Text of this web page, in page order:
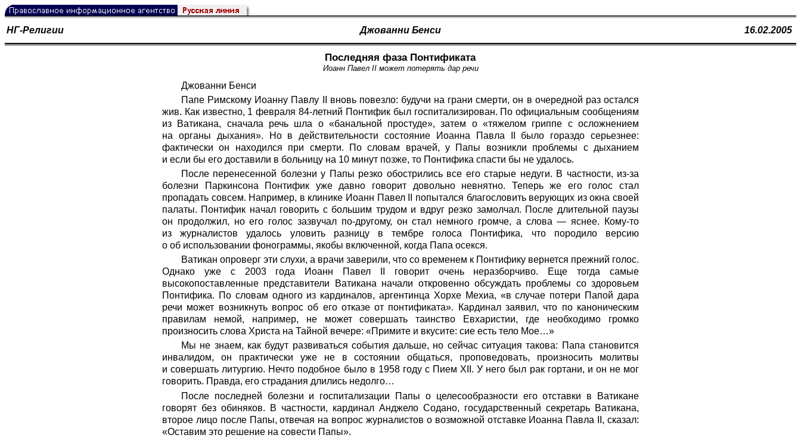
НГ-Религии Джованни Бенси 16.02.2005
Последняя фаза Понтификата
Иоанн Павел II может потерять дар речи
Джованни Бенси
Папе Римскому Иоанну Павлу II вновь повезло: будучи на грани смерти, он в очередной раз остался
жив. Как известно, 1 февраля 84-летний Понтифик был госпитализирован. По официальным сообщениям
из Ватикана, сначала речь шла о «банальной простуде», затем о «тяжелом гриппе с осложнением
на органы дыхания». Но в действительности состояние Иоанна Павла II было гораздо серьезнее:
фактически он находился при смерти. По словам врачей, у Папы возникли проблемы с дыханием
и если бы его доставили в больницу на 10 минут позже, то Понтифика спасти бы не удалось.
После перенесенной болезни у Папы резко обострились все его старые недуги. В частности, из-за
болезни Паркинсона Понтифик уже давно говорит довольно невнятно. Теперь же его голос стал
пропадать совсем. Например, в клинике Иоанн Павел II попытался благословить верующих из окна своей
палаты. Понтифик начал говорить с большим трудом и вдруг резко замолчал. После длительной паузы
он продолжил, но его голос зазвучал по-другому, он стал немного громче, а слова — яснее. Кому-то
из журналистов удалось уловить разницу в тембре голоса Понтифика, что породило версию
о об использовании фонограммы, якобы включенной, когда Папа осекся.
Ватикан опроверг эти слухи, а врачи заверили, что со временем к Понтифику вернется прежний голос.
Однако уже с 2003 года Иоанн Павел II говорит очень неразборчиво. Еще тогда самые
высокопоставленные представители Ватикана начали откровенно обсуждать проблемы со здоровьем
Понтифика. По словам одного из кардиналов, аргентинца Хорхе Мехиа, «в случае потери Папой дара
речи может возникнуть вопрос об его отказе от понтификата». Кардинал заявил, что по каноническим
правилам немой, например, не может совершать таинство Евхаристии, где необходимо громко
произносить слова Христа на Тайной вечере: «Примите и вкусите: сие есть тело Мое…»
Мы не знаем, как будут развиваться события дальше, но сейчас ситуация такова: Папа становится
инвалидом, он практически уже не в состоянии общаться, проповедовать, произносить молитвы
и совершать литургию. Нечто подобное было в 1958 году с Пием ХII. У него был рак гортани, и он не мог
говорить. Правда, его страдания длились недолго…
После последней болезни и госпитализации Папы о целесообразности его отставки в Ватикане
говорят без обиняков. В частности, кардинал Анджело Содано, государственный секретарь Ватикана,
второе лицо после Папы, отвечая на вопрос журналистов о возможной отставке Иоанна Павла II, сказал:
«Оставим это решение на совести Папы».